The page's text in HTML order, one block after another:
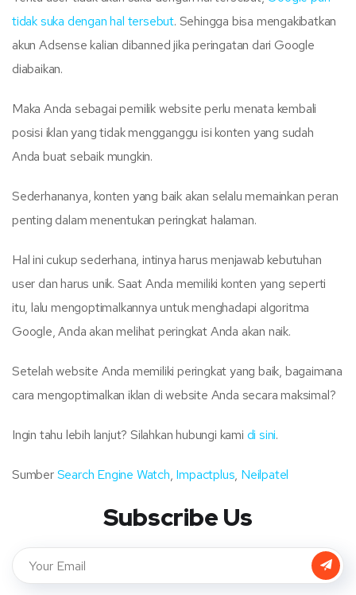
tidak suka dengan hal tersebut. Sehingga bisa mengakibatkan
akun Adsense kalian dibanned jika peringatan dari Google
diabaikan.
Maka Anda sebagai pemilik website perlu menata kembali
posisi iklan yang tidak mengganggu isi konten yang sudah
Anda buat sebaik mungkin.
Sederhananya, konten yang baik akan selalu memainkan peran
penting dalam menentukan peringkat halaman.
Hal ini cukup sederhana, intinya harus menjawab kebutuhan
user dan harus unik. Saat Anda memiliki konten yang seperti
itu, lalu mengoptimalkannya untuk menghadapi algoritma
Google, Anda akan melihat peringkat Anda akan naik.
Setelah website Anda memiliki peringkat yang baik, bagaimana
cara mengoptimalkan iklan di website Anda secara maksimal?
Ingin tahu lebih lanjut? Silahkan hubungi kami di sini.
SumberSearch Engine Watch, Impactplus, Neilpatel
Subscribe Us